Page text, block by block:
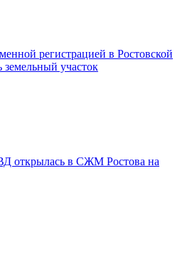
регистрацией в Ростовской
земельный участок
открылась в СЖМ Ростова на